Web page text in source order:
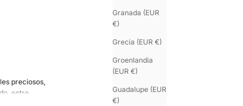
Granada (EUR
€)
Grecia (EUR €)
Groenlandia
(EUR €)
Guadalupe (EUR
€)
preciosos,
entre